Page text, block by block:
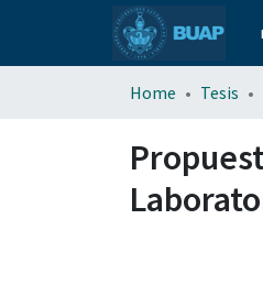
Home Tesis